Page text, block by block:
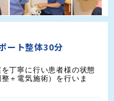
ート整体30分
丁寧に行い患者様の状態
＋電気施術）を行いま